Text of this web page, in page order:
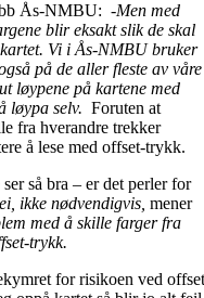
Ås-NMBU: -Men med
blir eksakt slik de skal
Vi i Ås-NMBU bruker
på de aller fleste av våre
løypene på kartene med
løypa selv. Foruten at
fra hverandre trekker
å lese med offset-trykk.
så bra – er det perler for
ikke nødvendigvis, mener
med å skille farger fra
trykk.
for risikoen ved